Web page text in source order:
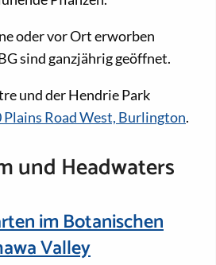
oder vor Ort erworben
sind ganzjährig geöffnet.
und der Hendrie Park
Plains Road West, Burlington.
und Headwaters
im Botanischen
Valley